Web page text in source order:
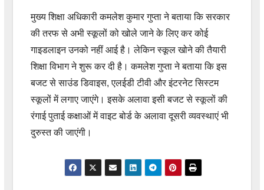
मुख्य शिक्षा अधिकारी कमलेश कुमार गुप्ता ने बताया कि सरकार
की तरफ से अभी स्कूलों को खोले जाने के लिए कर कोई
गाइडलाइन उनको नहीं आई है। लेकिन स्कूल खोने की तैयारी
शिक्षा विभाग ने शुरू कर दी है। कमलेश गुप्ता ने बताया कि इस
बजट से साउंड डिवाइस, एलईडी टीवी और इंटरनेट सिस्टम
स्कूलों में लगाए जाएंगे। इसके अलावा इसी बजट से स्कूलों की
रंगाई पुताई कक्षाओं में वाइट बोर्ड के अलावा दूसरी व्यवस्थाएं भी
दुरुस्त की जाएंगी।